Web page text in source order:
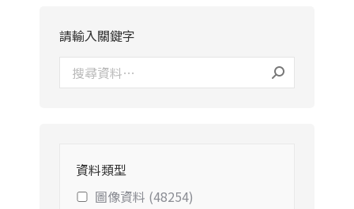
請輸入關鍵字
資料類型
圖像資料 (48254)